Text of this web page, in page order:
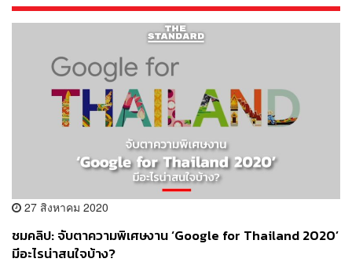
27 สิงหาคม 2020
ชมคลิป: จับตาความพิเศษงาน ‘Google for Thailand 2020’
มีอะไรน่าสนใจบ้าง?